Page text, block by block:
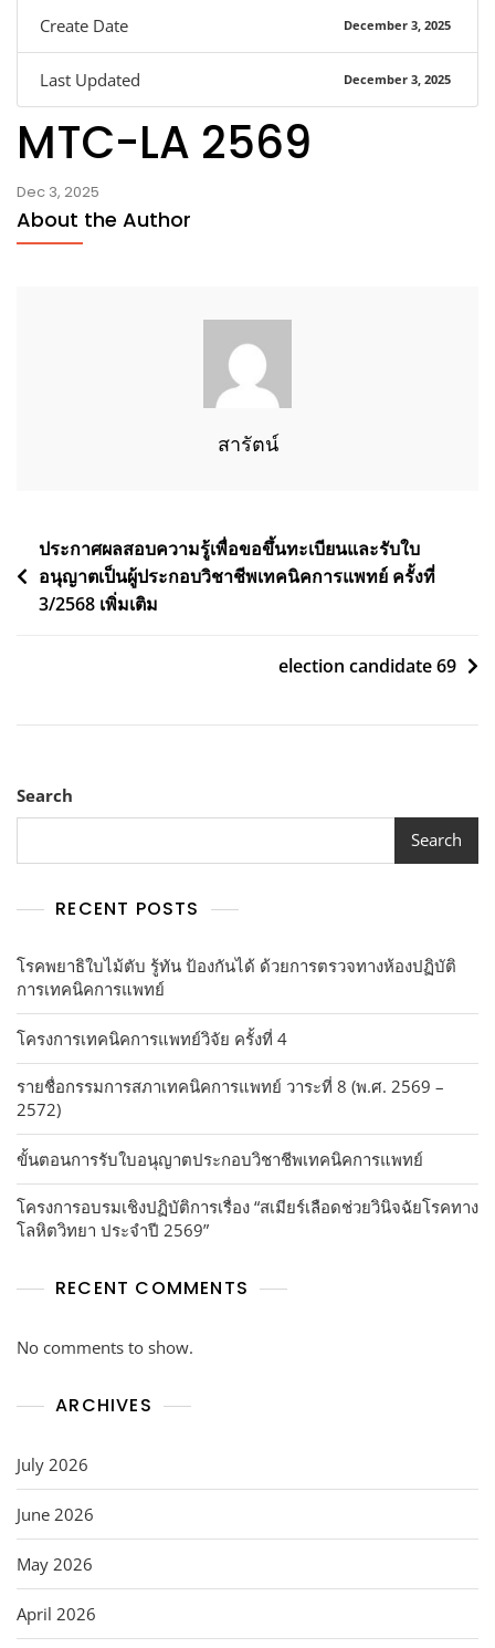
Create Date December 3, 2025
Last Updated December 3, 2025
MTC-LA 2569
Dec 3, 2025
About the Author
สารัตน์
Post
navigation
ประกาศผลสอบความรู้เพื่อขอขึ้นทะเบียนและรับใบ
อนุญาตเป็นผู้ประกอบวิชาชีพเทคนิคการแพทย์ ครั้งที่
3/2568 เพิ่มเติม
election candidate 69
Search
Search
RECENT POSTS
โรคพยาธิใบไม้ตับ รู้ทัน ป้องกันได้ ด้วยการตรวจทางห้องปฏิบัติ
การเทคนิคการแพทย์
โครงการเทคนิคการแพทย์วิจัย ครั้งที่ 4
รายชื่อกรรมการสภาเทคนิคการแพทย์ วาระที่ 8 (พ.ศ. 2569 –
2572)
ขั้นตอนการรับใบอนุญาตประกอบวิชาชีพเทคนิคการแพทย์
โครงการอบรมเชิงปฏิบัติการเรื่อง “สเมียร์เลือดช่วยวินิจฉัยโรคทาง
โลหิตวิทยา ประจำปี 2569”
RECENT COMMENTS
No comments to show.
ARCHIVES
July 2026
June 2026
May 2026
April 2026